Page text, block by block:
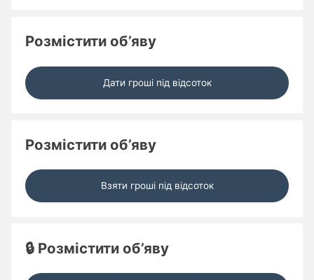
Розмістити об’яву
Дати гроші під відсоток
Розмістити об’яву
Взяти гроші під відсоток
🔒 Розмістити об’яву